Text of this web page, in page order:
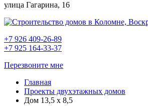
улица Гагарина, 16
+7 926 409-26-89
+7 925 164-33-37
Перезвоните мне
Главная
Проекты двухэтажных домов
Дом 13,5 х 8,5